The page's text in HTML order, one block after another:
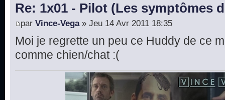
Re: 1x01 - Pilot (Les symptômes
par Vince-Vega» Jeu 14 Avr 2011 18:35
Moi je regrette un peu ce Huddy de ce
comme chien/chat :(